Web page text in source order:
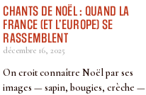
CHANTS DE NOËL : QUAND LA
FRANCE (ET L’EUROPE) SE
RASSEMBLENT
décembre 16, 2025
On croit connaître Noël par ses
images — sapin, bougies, crèche —